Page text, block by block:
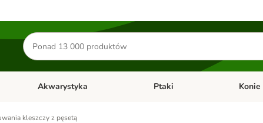
Szukaj
produktów
Otwórz menu kategorii: Małe zwierzęta
Akwarystyka Otwórz menu kategorii:
Ptaki Otwórz
Konie
kleszczy z pęsetą